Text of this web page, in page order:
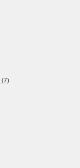
(7)